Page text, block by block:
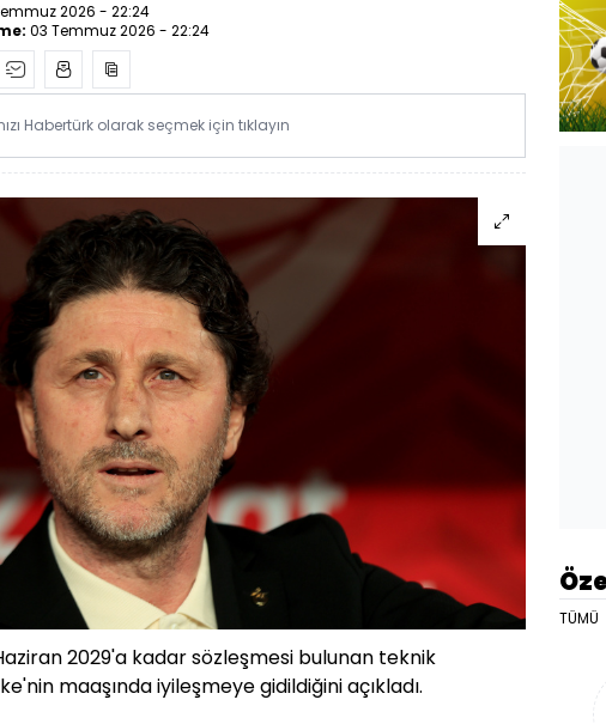
2026 - 22:24
03 Temmuz 2026 - 22:24
Habertürk olarak seçmek için tıklayın
2029'a kadar sözleşmesi bulunan teknik
maaşında iyileşmeye gidildiğini açıkladı.
TÜMÜ